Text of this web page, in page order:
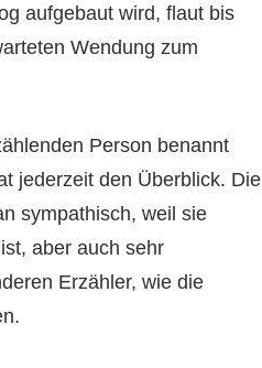
aufgebaut wird, flaut bis
Wendung zum
Person benannt
jederzeit den Überblick. Die
sympathisch, weil sie
aber auch sehr
Erzähler, wie die